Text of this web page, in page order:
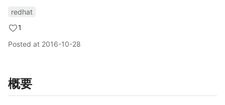
redhat
1
Posted at 2016-10-28
概要